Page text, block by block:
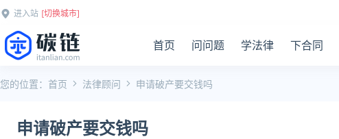
进入站 [切换城市]
首页 问问题 学法律 下合同
您的位置： 首页 法律顾问 申请破产要交钱吗
申请破产要交钱吗